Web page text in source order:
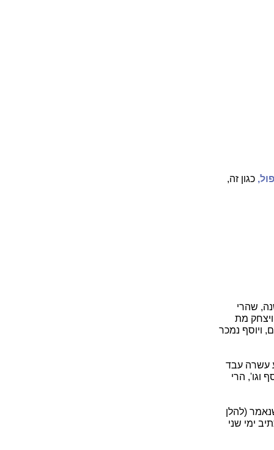
כגון זה,
שהרי
מת
ויוסף נמכר
עשרה עבד
וגו', הרי
(להלן
ימי שני